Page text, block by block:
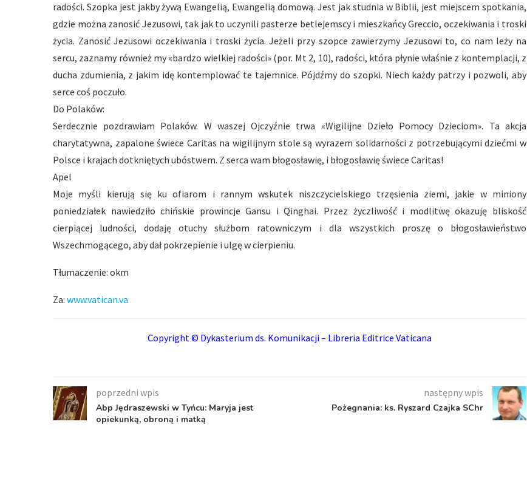
radości. Szopka jest jakby żywą Ewangelią, Ewangelią domową. Jest jak studnia w Biblii, jest miejscem spotkania,
gdzie można zanosić Jezusowi, tak jak to uczynili pasterze betlejemscy i mieszkańcy Greccio, oczekiwania i troski
życia. Zanosić Jezusowi oczekiwania i troski życia. Jeżeli przy szopce zawierzymy Jezusowi to, co nam leży na
sercu, zaznamy również my «bardzo wielkiej radości» (por. Mt 2, 10), radości, która płynie właśnie z kontemplacji, z
ducha zdumienia, z jakim idę kontemplować te tajemnice. Pójdźmy do szopki. Niech każdy patrzy i pozwoli, aby
serce coś poczuło.
Do Polaków:
Serdecznie pozdrawiam Polaków. W waszej Ojczyźnie trwa «Wigilijne Dzieło Pomocy Dzieciom». Ta akcja
charytatywna, zapalone świece Caritas na wigilijnym stole są wyrazem solidarności z potrzebującymi dziećmi w
Polsce i krajach dotkniętych ubóstwem. Z serca wam błogosławię, i błogosławię świece Caritas!
Apel
Moje myśli kierują się ku ofiarom i rannym wskutek niszczycielskiego trzęsienia ziemi, jakie w miniony
poniedziałek nawiedziło chińskie prowincje Gansu i Qinghai. Przez życzliwość i modlitwę okazuję bliskość
cierpiącej ludności, dodaję otuchy służbom ratowniczym i dla wszystkich proszę o błogosławieństwo
Wszechmogącego, aby dał pokrzepienie i ulgę w cierpieniu.
Tłumaczenie: okm
Za: www.vatican.va
Copyright © Dykasterium ds. Komunikacji – Libreria Editrice Vaticana
poprzedni wpis
Abp Jędraszewski w Tyńcu: Maryja jest
opiekunką, obroną i matką
następny wpis
Pożegnania: ks. Ryszard Czajka SChr